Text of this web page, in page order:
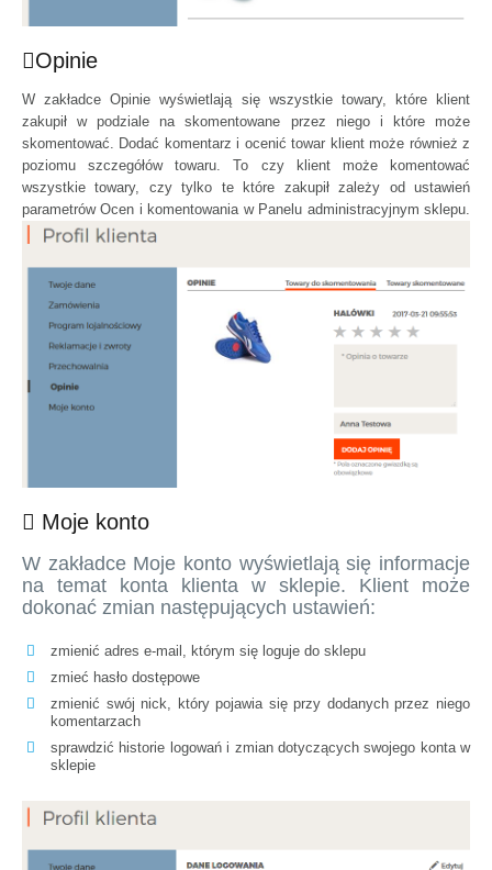
Opinie
W zakładce Opinie wyświetlają się wszystkie towary, które klient
zakupił w podziale na skomentowane przez niego i które może
skomentować. Dodać komentarz i ocenić towar klient może również z
poziomu szczegółów towaru. To czy klient może komentować
wszystkie towary, czy tylko te które zakupił zależy od ustawień
parametrów Ocen i komentowania w Panelu administracyjnym sklepu.
Moje konto
W zakładce Moje konto wyświetlają się informacje
na temat konta klienta w sklepie. Klient może
dokonać zmian następujących ustawień:
zmienić adres e-mail, którym się loguje do sklepu
zmieć hasło dostępowe
zmienić swój nick, który pojawia się przy dodanych przez niego
komentarzach
sprawdzić historie logowań i zmian dotyczących swojego konta w
sklepie